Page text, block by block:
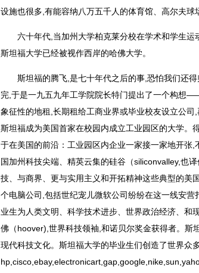
设施也很多,有能容纳八万五千人的体育馆、高尔夫球
六十年代,当加州大学柏克莱分校在学术和学生
斯坦福大学已经被视作西岸的哈佛大学。
斯坦福的腾飞,是七十年代之后的事,恐怕我们还
完,于是一九五九年工学院院长特门提出了一个构想
象征性的地租,长期租给工商业界或毕业校友设立公司
斯坦福成为美国首家在校园内成立工业园区的大学。
于在美国的前沿：工业园区内企业一家接一家地开张
国加州科技尖端、精英云集的硅谷（siliconvalley,也
技、与商界、更与实用主义和开拓精神这些典型的美
个电脑公司,包括世纪宠儿微软公司纷纷在这一线安
业生为人类文明、科学技术进步、世界政治经济、和
佛（hoover),世界科技领袖,和诺贝尔奖金获得者。斯
现代科技文化。斯坦福大学的毕业生们创造了世界众